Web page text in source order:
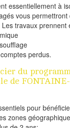
essentiellement à
vous
travaux prennent
perdus.
du
de
pour
zones